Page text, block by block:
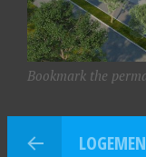
Bookmark the